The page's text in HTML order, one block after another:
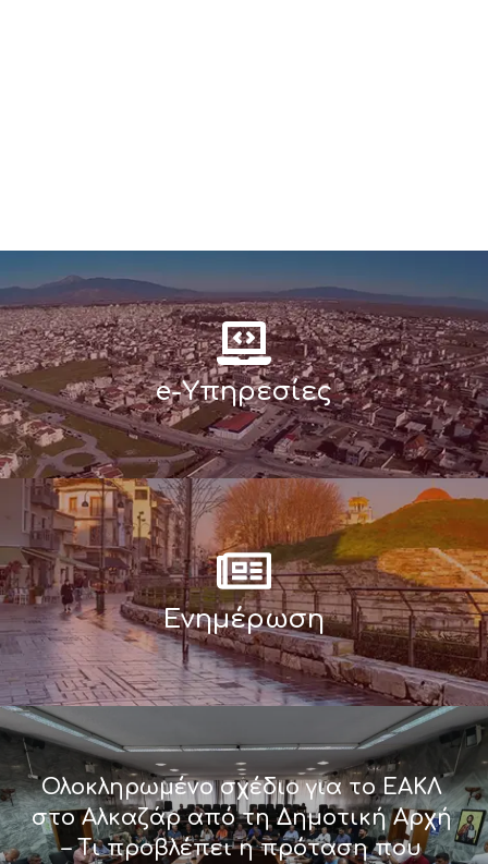
Ολοκληρωμένο σχέδιο για το ΕΑΚΛ
στο Αλκαζάρ από τη Δημοτική Αρχή
– Τι προβλέπει η πρόταση που
e-Υπηρεσίες
Ενημέρωση